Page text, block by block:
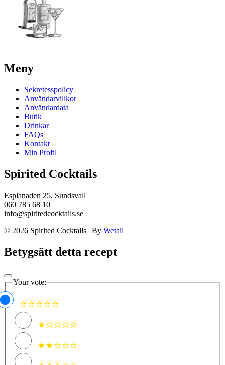
Meny
Sekretesspolicy
Användarvillkor
Användardata
Butik
Drinkar
FAQs
Kontakt
Min Profil
Spirited Cocktails
Esplanaden 25, Sundsvall
060 785 68 10
info@spiritedcocktails.se
© 2026 Spirited Cocktails | By Wetail
Betygsätt detta recept
Your vote: